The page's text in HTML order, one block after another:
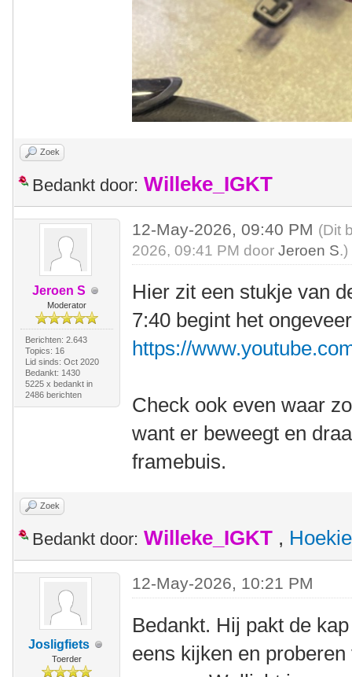
Zoek
Bedankt door: Willeke_IGKT
Jeroen S
Moderator
Berichten: 2.643
Topics: 16
Lid sinds: Oct 2020
Bedankt: 1430
5225 x bedankt in
2486 berichten
12-May-2026, 09:40 PM (Dit
2026, 09:41 PM doorJeroen S.)
Hier zit een stukje van
7:40 begint het
https://
Check ook even waar
want er beweegt en
framebuis.
Zoek
Bedankt door: Willeke_IGKT , Hoekie
Josligfiets
Toerder
12-May-2026, 10:21 PM
Bedankt. Hij pakt de
eens kijken en